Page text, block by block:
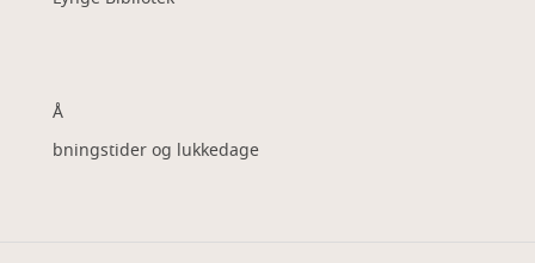
Å
bningstider og lukkedage